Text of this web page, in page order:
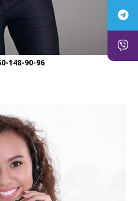
148-90-96